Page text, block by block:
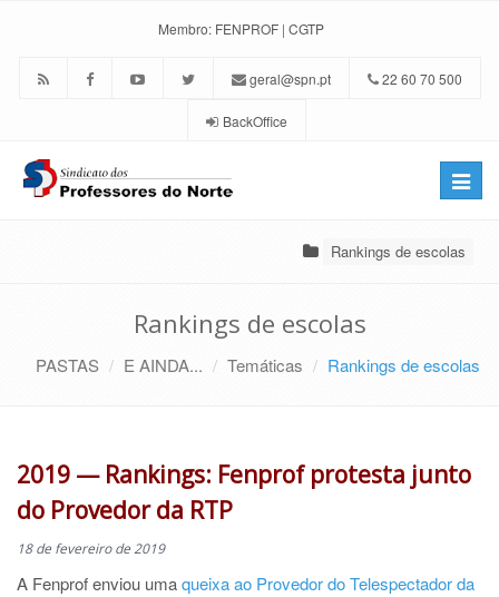
Membro: FENPROF | CGTP
geral@spn.pt 22 60 70 500
BackOffice
Toggle
Rankings de escolas
Rankings de escolas
PASTAS E AINDA... Temáticas Rankings de escolas
2019 — Rankings: Fenprof protesta junto
do Provedor da RTP
18 de fevereiro de 2019
A Fenprof enviou umaqueixa ao Provedor do Telespectador da